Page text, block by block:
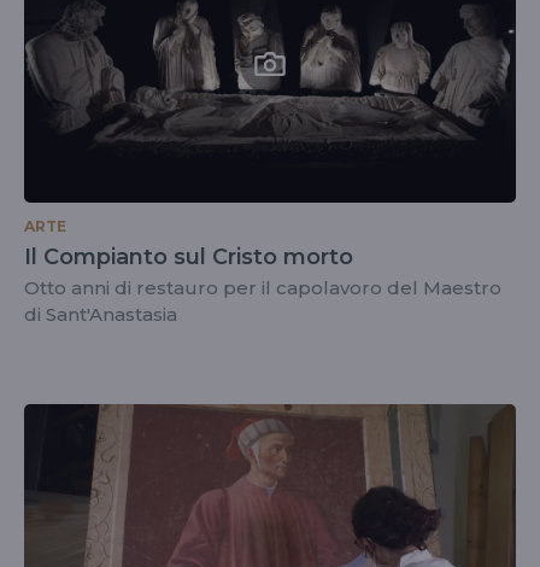
ARTE
Il Compianto sul Cristo morto
Otto anni di restauro per il capolavoro del Maestro
di Sant'Anastasia